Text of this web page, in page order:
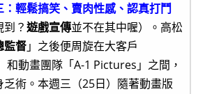
：輕鬆搞笑、賣肉性感、認真打鬥
到？遊戲宣傳並不在其中喔）。高松
監督」之後便周旋在大客戶
）和動畫團隊「A-1 Pictures」之間，
術。本週三（25日）隨著動畫版